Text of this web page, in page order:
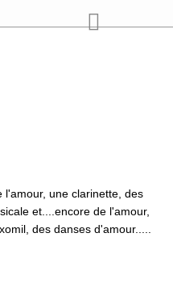
l'amour, une clarinette, des
et....encore de l'amour,
des danses d'amour.....